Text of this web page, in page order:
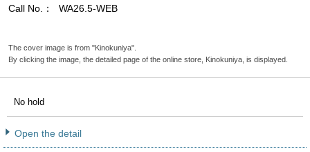
Call No. WA26.5-WEB
The cover image is from "Kinokuniya".
By clicking the image, the detailed page of the online store, Kinokuniya, is displayed.
No hold
Open the detail